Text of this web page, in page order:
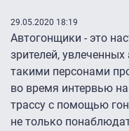
29.05.2020 18:19
Автогонщики - это
зрителей,
такими персонами
во время интервью
трассу с помощью
не только